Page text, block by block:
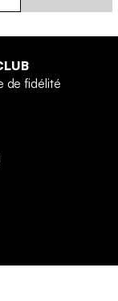
de fidélité